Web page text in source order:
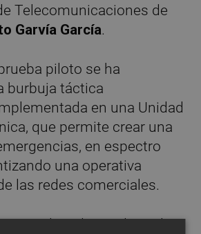
Telecomunicaciones de
Garvía García.
piloto se ha
burbuja táctica
en una Unidad
que permite crear una
en espectro
una operativa
las redes comerciales.
a la red privada, en la